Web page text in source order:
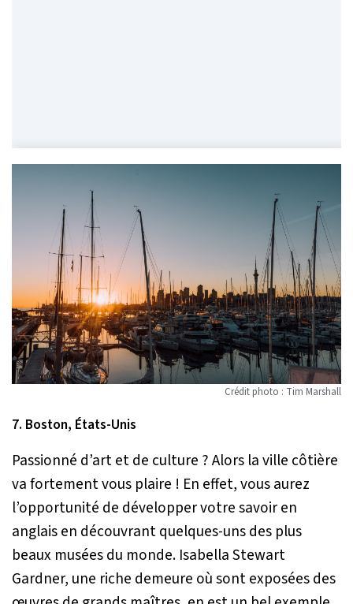
Crédit photo : Tim Marshall
7. Boston, États-Unis
Passionné d’art et de culture ? Alors la ville côtière
va fortement vous plaire ! En effet, vous aurez
l’opportunité de développer votre savoir en
anglais en découvrant quelques-uns des plus
beaux musées du monde. Isabella Stewart
Gardner, une riche demeure où sont exposées des